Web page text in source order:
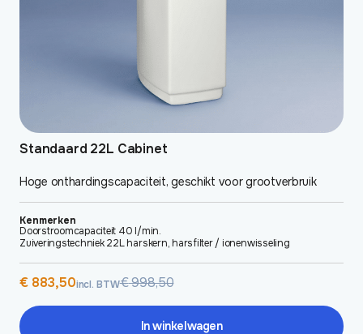
Standaard 22L Cabinet
Hoge onthardingscapaciteit, geschikt voor grootverbruik
Kenmerken
Doorstroomcapaciteit 40 l/min.
Zuiveringstechniek 22L harskern, harsfilter / ionenwisseling
€998,50
Oorspronkelijke
was:
€ 998,50.
€883,50
Huidige
is:
€ 883,50.
incl. BTW
In winkelwagen